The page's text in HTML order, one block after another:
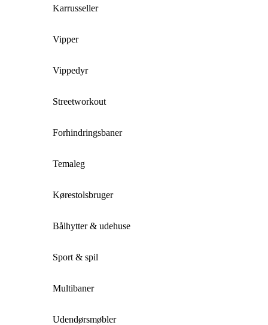
Karrusseller
Vipper
Vippedyr
Streetworkout
Forhindringsbaner
Temaleg
Kørestolsbruger
Bålhytter & udehuse
Sport & spil
Multibaner
Udendørsmøbler